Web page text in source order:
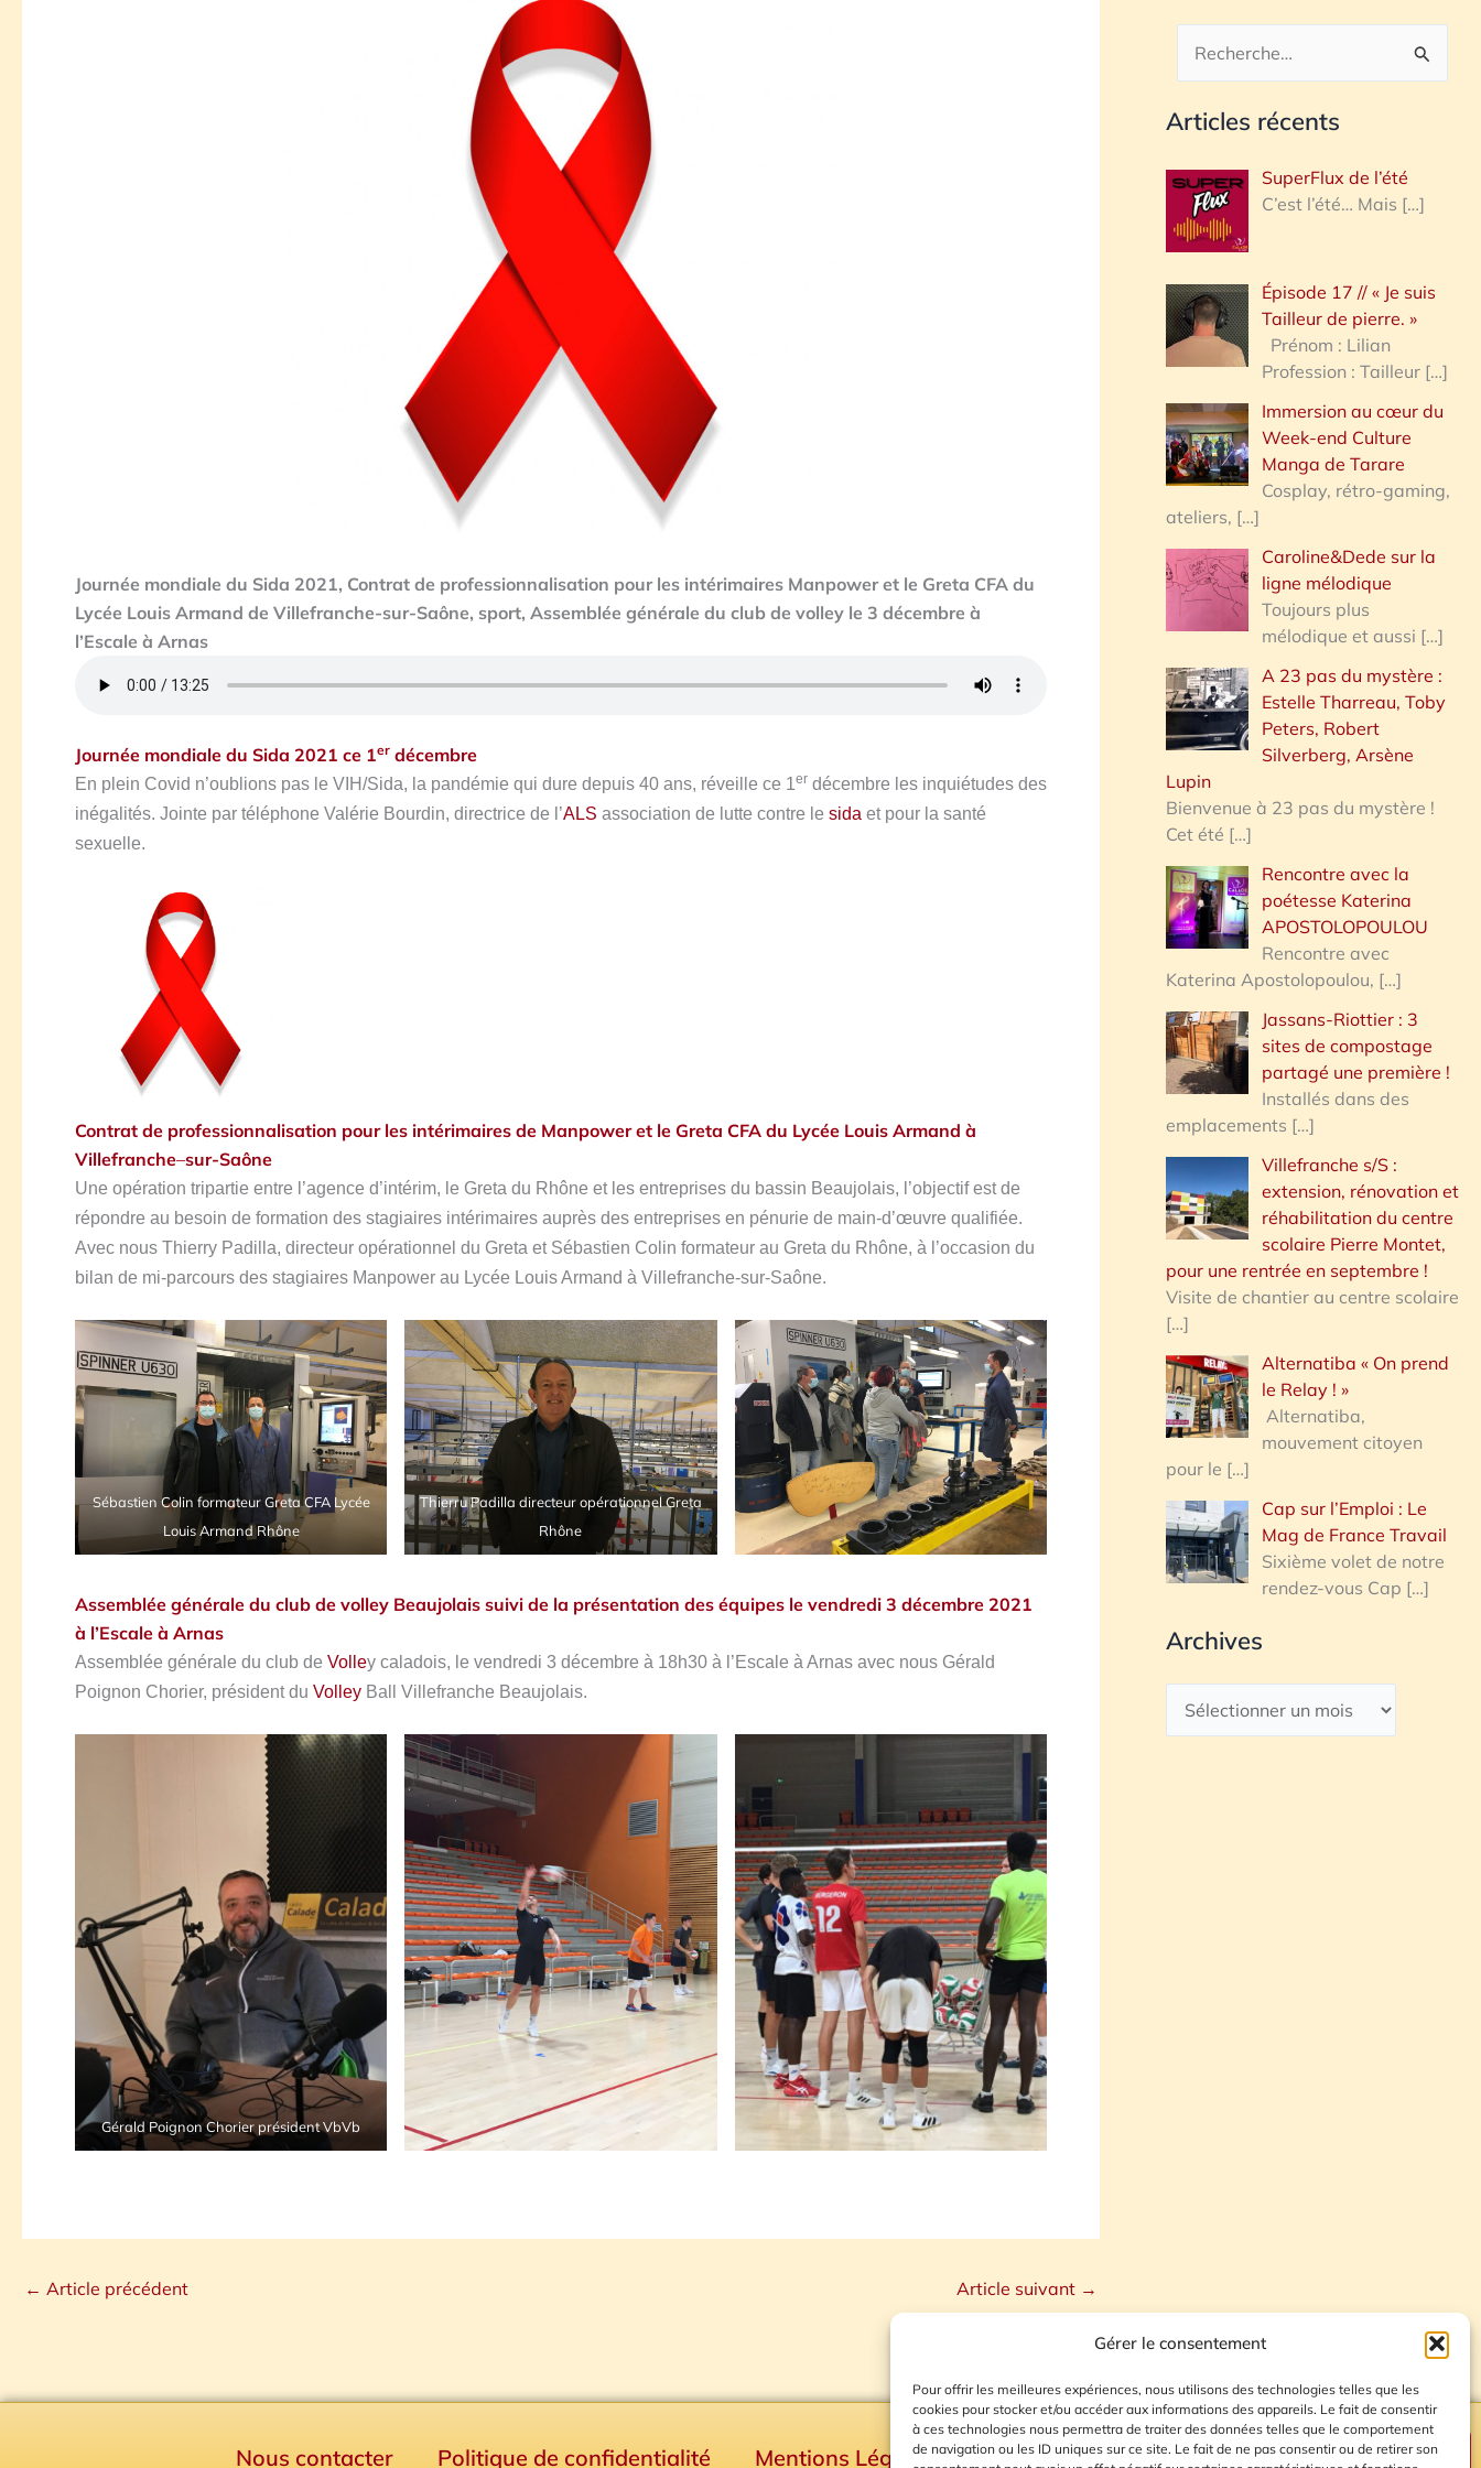
Gérer le consentement
Pour offrir les meilleures expériences, nous utilisons des technologies telles que les
cookies pour stocker et/ou accéder aux informations des appareils. Le fait de consentir
à ces technologies nous permettra de traiter des données telles que le comportement
de navigation ou les ID uniques sur ce site. Le fait de ne pas consentir ou de retirer son
Journée mondiale du Sida 2021, Contrat de professionnalisation pour les intérimaires Manpower et le Greta CFA du
Lycée Louis Armand de Villefranche-sur-Saône, sport, Assemblée générale du club de volley le 3 décembre à
l’Escale à Arnas
Journée mondiale du Sida 2021 ce 1er décembre
En plein Covid n’oublions pas le VIH/Sida, la pandémie qui dure depuis 40 ans, réveille ce 1er décembre les inquiétudes des
inégalités. Jointe par téléphone Valérie Bourdin, directrice de l’ALS association de lutte contre le sida et pour la santé
sexuelle.
Contrat de professionnalisation pour les intérimaires de Manpower et le Greta CFA du Lycée Louis Armand à
Villefranche–sur-Saône
Une opération tripartie entre l’agence d’intérim, le Greta du Rhône et les entreprises du bassin Beaujolais, l’objectif est de
répondre au besoin de formation des stagiaires intérimaires auprès des entreprises en pénurie de main-d’œuvre qualifiée.
Avec nous Thierry Padilla, directeur opérationnel du Greta et Sébastien Colin formateur au Greta du Rhône, à l’occasion du
bilan de mi-parcours des stagiaires Manpower au Lycée Louis Armand à Villefranche-sur-Saône.
Sébastien Colin formateur Greta CFA Lycée
Louis Armand Rhône
Thierru Padilla directeur opérationnel Greta
Rhône
Assemblée générale du club de volley Beaujolais suivi de la présentation des équipes le vendredi 3 décembre 2021
à l’Escale à Arnas
Assemblée générale du club de Volley caladois, le vendredi 3 décembre à 18h30 à l’Escale à Arnas avec nous Gérald
Poignon Chorier, président du Volley Ball Villefranche Beaujolais.
Gérald Poignon Chorier président VbVb
← Article précédent Article suivant →
c
h
r
h
e
:
Articles récents
SuperFlux de l’été
C’est l’été… Mais […]
Épisode 17 // « Je suis
Tailleur de pierre. »
Prénom : Lilian
Profession : Tailleur […]
Immersion au cœur du
Week-end Culture
Manga de Tarare
Cosplay, rétro-gaming,
ateliers, […]
Caroline&Dede sur la
ligne mélodique
Toujours plus
mélodique et aussi […]
A 23 pas du mystère :
Estelle Tharreau, Toby
Peters, Robert
Silverberg, Arsène
Lupin
Bienvenue à 23 pas du mystère !
Cet été […]
Rencontre avec la
poétesse Katerina
APOSTOLOPOULOU
Rencontre avec
Katerina Apostolopoulou, […]
Jassans-Riottier : 3
sites de compostage
partagé une première !
Installés dans des
emplacements […]
Villefranche s/S :
extension, rénovation et
réhabilitation du centre
scolaire Pierre Montet,
pour une rentrée en septembre !
Visite de chantier au centre scolaire
[…]
Alternatiba « On prend
le Relay ! »
Alternatiba,
mouvement citoyen
pour le […]
Cap sur l’Emploi : Le
Mag de France Travail
Sixième volet de notre
rendez-vous Cap […]
Archives
Nous contacter Politique de confidentialité Mentions Légales Plan du site